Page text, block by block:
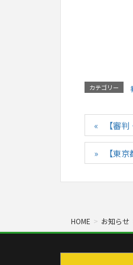
カテゴリー
【審
【東
HOME お知らせ